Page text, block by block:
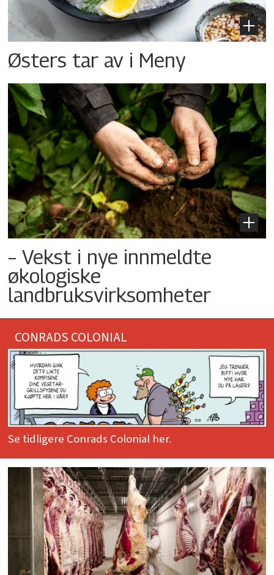
Østers tar av i Meny
– Vekst i nye innmeldte
økologiske
landbruksvirksomheter
CONRADS COLONIAL
Se tidligere Conrads Colonial her.